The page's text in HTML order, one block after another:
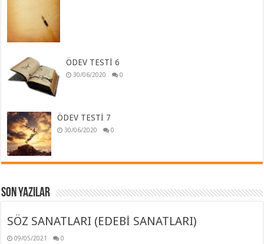
ÖDEV TESTİ 6
30/06/2020 0
ÖDEV TESTİ 7
30/06/2020 0
sON yAZILAR
SÖZ SANATLARI (EDEBİ SANATLARI)
09/05/2021 0